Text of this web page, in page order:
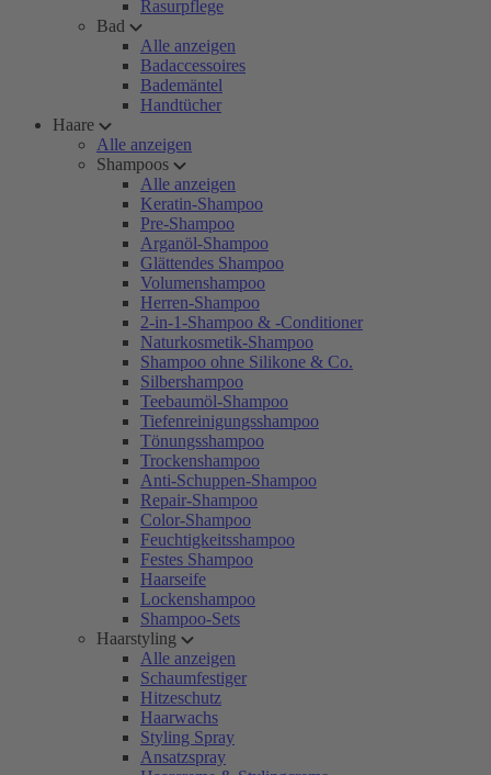
Rasurpflege
Bad
Alle anzeigen
Badaccessoires
Bademäntel
Handtücher
Haare
Alle anzeigen
Shampoos
Alle anzeigen
Keratin-Shampoo
Pre-Shampoo
Arganöl-Shampoo
Glättendes Shampoo
Volumenshampoo
Herren-Shampoo
2-in-1-Shampoo & -Conditioner
Naturkosmetik-Shampoo
Shampoo ohne Silikone & Co.
Silbershampoo
Teebaumöl-Shampoo
Tiefenreinigungsshampoo
Tönungsshampoo
Trockenshampoo
Anti-Schuppen-Shampoo
Repair-Shampoo
Color-Shampoo
Feuchtigkeitsshampoo
Festes Shampoo
Haarseife
Lockenshampoo
Shampoo-Sets
Haarstyling
Alle anzeigen
Schaumfestiger
Hitzeschutz
Haarwachs
Styling Spray
Ansatzspray